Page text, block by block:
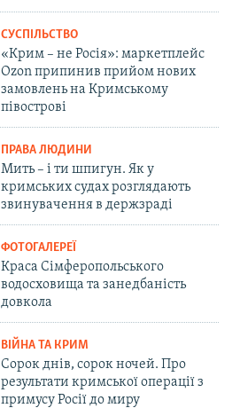
СУСПІЛЬСТВО
«Крим – не Росія»: маркетплейс
Ozon припинив прийом нових
замовлень на Кримському
півострові
ПРАВА ЛЮДИНИ
Мить – і ти шпигун. Як у
кримських судах розглядають
звинувачення в держзраді
ФОТОГАЛЕРЕЇ
Краса Сімферопольського
водосховища та занедбаність
довкола
ВІЙНА ТА КРИМ
Сорок днів, сорок ночей. Про
результати кримської операції з
примусу Росії до миру